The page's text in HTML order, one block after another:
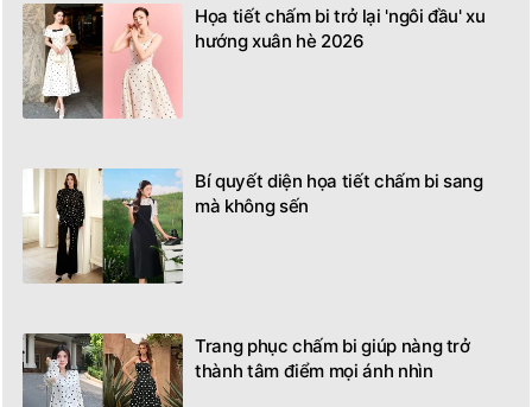
Họa tiết chấm bi trở lại 'ngôi đầu' xu
hướng xuân hè 2026
Bí quyết diện họa tiết chấm bi sang
mà không sến
Trang phục chấm bi giúp nàng trở
thành tâm điểm mọi ánh nhìn